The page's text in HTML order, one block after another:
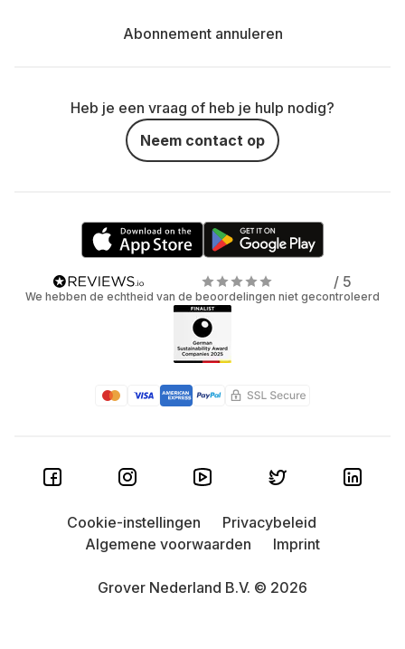
Abonnement annuleren
Heb je een vraag of heb je hulp nodig?
Neem contact op
/ 5
We hebben de echtheid van de beoordelingen niet gecontroleerd
Grover Nederland B.V. © 2026
Cookie-instellingen
Privacybeleid
Algemene voorwaarden
Imprint